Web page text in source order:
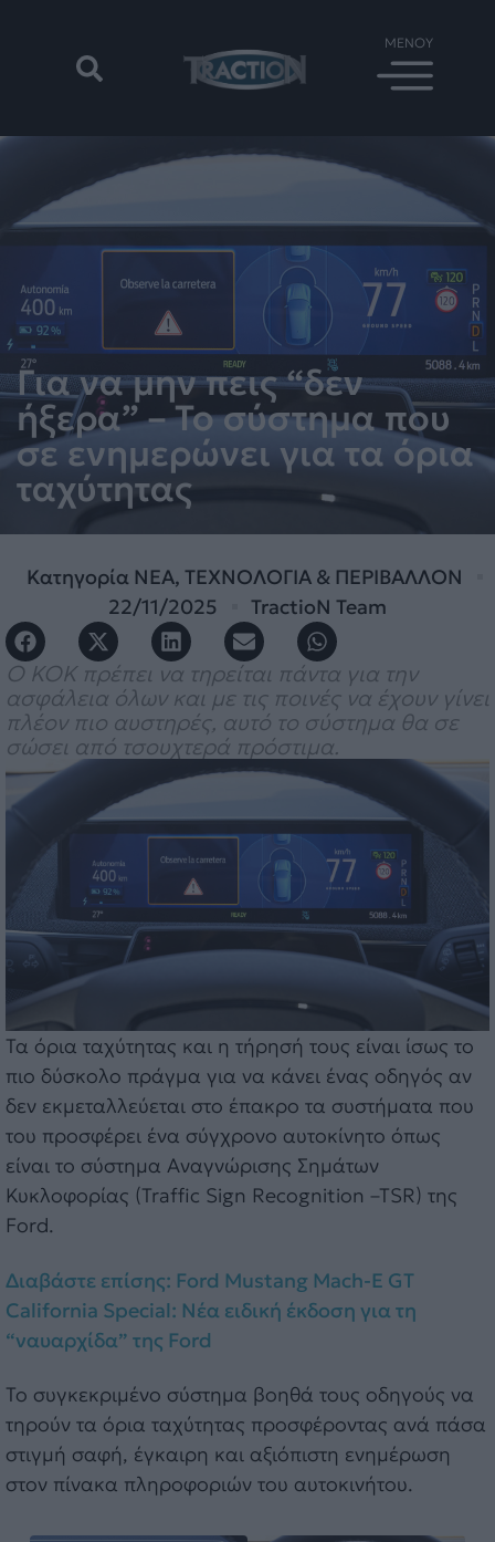
Για να μην πεις “δεν
ήξερα” – Το σύστημα που
σε ενημερώνει για τα όρια
ταχύτητας
Κατηγορία ΝΕΑ, ΤΕΧΝΟΛΟΓΙΑ & ΠΕΡΙΒΑΛΛΟΝ
22/11/2025
TractioN Team
Ο ΚΟΚ πρέπει να τηρείται πάντα για την
ασφάλεια όλων και με τις ποινές να έχουν γίνει
πλέον πιο αυστηρές, αυτό το σύστημα θα σε
σώσει από τσουχτερά πρόστιμα.
Τα όρια ταχύτητας και η τήρησή τους είναι ίσως το
πιο δύσκολο πράγμα για να κάνει ένας οδηγός αν
δεν εκμεταλλεύεται στο έπακρο τα συστήματα που
του προσφέρει ένα σύγχρονο αυτοκίνητο όπως
είναι το σύστημα Αναγνώρισης Σημάτων
Κυκλοφορίας (Traffic Sign Recognition –TSR) της
Ford.
Διαβάστε επίσης: Ford Mustang Mach-E GT
California Special: Νέα ειδική έκδοση για τη
“ναυαρχίδα” της Ford
Το συγκεκριμένο σύστημα βοηθά τους οδηγούς να
τηρούν τα όρια ταχύτητας προσφέροντας ανά πάσα
στιγμή σαφή, έγκαιρη και αξιόπιστη ενημέρωση
στον πίνακα πληροφοριών του αυτοκινήτου.